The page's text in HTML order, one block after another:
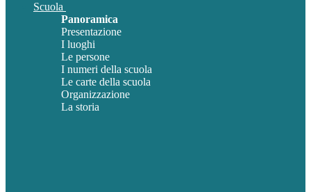
Scuola
Panoramica
Presentazione
I luoghi
Le persone
I numeri della scuola
Le carte della scuola
Organizzazione
La storia